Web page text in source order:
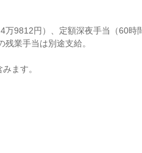
9812円）、定額深夜手当（60時
業手当は別途支給。
ます。